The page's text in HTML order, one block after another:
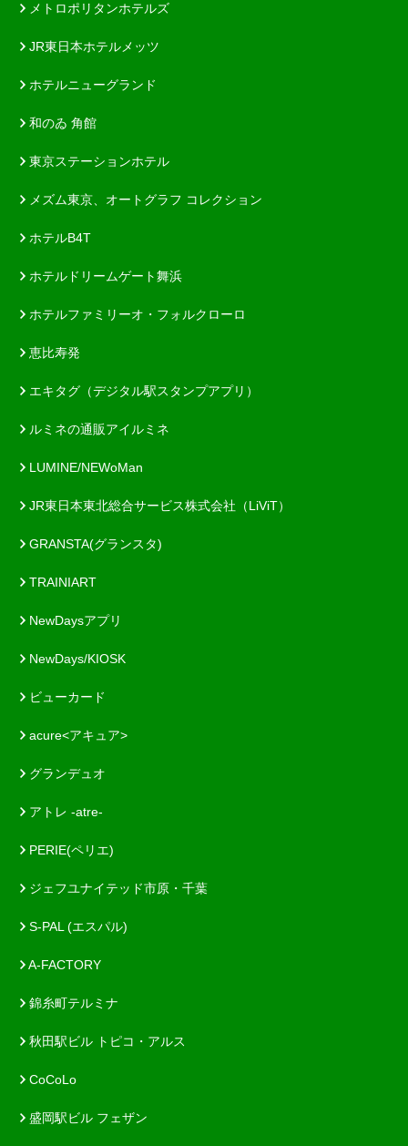
メトロポリタンホテルズ
JR東日本ホテルメッツ
ホテルニューグランド
和のゐ 角館
東京ステーションホテル
メズム東京、オートグラフ コレクション
ホテルB4T
ホテルドリームゲート舞浜
ホテルファミリーオ・フォルクローロ
恵比寿発
エキタグ（デジタル駅スタンプアプリ）
ルミネの通販アイルミネ
LUMINE/NEWoMan
JR東日本東北総合サービス株式会社（LiViT）
GRANSTA(グランスタ)
TRAINIART
NewDaysアプリ
NewDays/KIOSK
ビューカード
acure<アキュア>
グランデュオ
アトレ -atre-
PERIE(ペリエ)
ジェフユナイテッド市原・千葉
S-PAL (エスパル)
A-FACTORY
錦糸町テルミナ
秋田駅ビル トピコ・アルス
CoCoLo
盛岡駅ビル フェザン